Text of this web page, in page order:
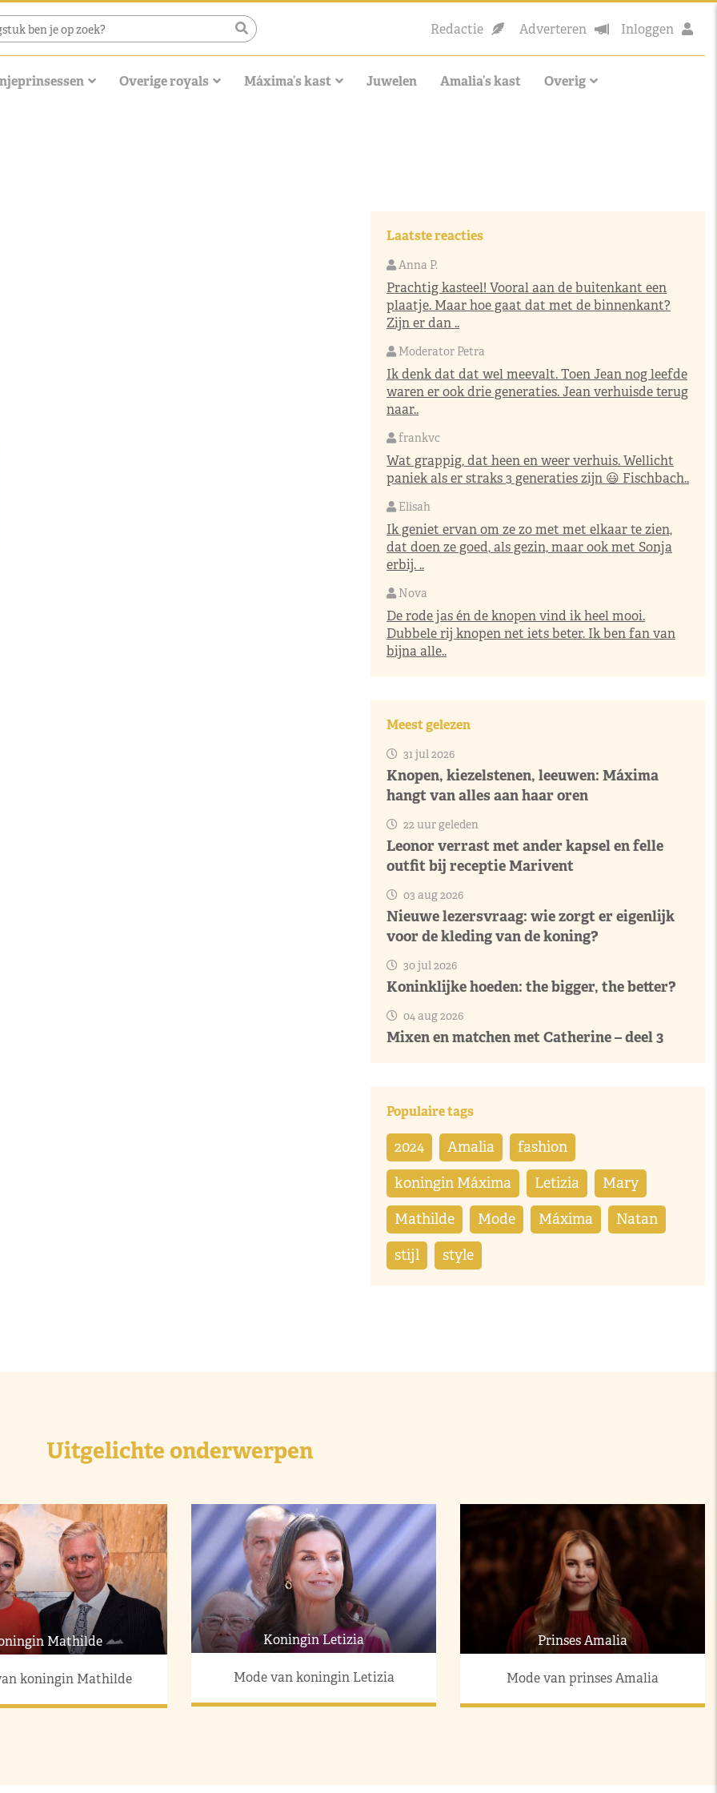
Redactie Adverteren Inloggen
Overige royals Máxima’s kast Juwelen Amalia’s kast Overig
Laatste reacties
Anna P.
Prachtig kasteel! Vooral aan de buitenkant een
plaatje. Maar hoe gaat dat met de binnenkant?
Zijn er dan ..
Moderator Petra
Ik denk dat dat wel meevalt. Toen Jean nog leefde
waren er ook drie generaties. Jean verhuisde terug
naar..
frankvc
Wat grappig, dat heen en weer verhuis. Wellicht
paniek als er straks 3 generaties zijn 😃 Fischbach..
Elisah
Ik geniet ervan om ze zo met met elkaar te zien,
dat doen ze goed, als gezin, maar ook met Sonja
erbij. ..
Nova
De rode jas én de knopen vind ik heel mooi.
Dubbele rij knopen net iets beter. Ik ben fan van
bijna alle..
Meest gelezen
31 jul 2026
Knopen, kiezelstenen, leeuwen: Máxima
hangt van alles aan haar oren
22 uur geleden
Leonor verrast met ander kapsel en felle
outfit bij receptie Marivent
03 aug 2026
Nieuwe lezersvraag: wie zorgt er eigenlijk
voor de kleding van de koning?
30 jul 2026
Koninklijke hoeden: the bigger, the better?
04 aug 2026
Mixen en matchen met Catherine – deel 3
Populaire tags
2024 Amalia fashion
koningin Máxima Letizia Mary
Mathilde Mode Máxima Natan
stijl style
Uitgelichte onderwerpen
Mathilde
koningin Mathilde
Koningin Letizia
Mode van koningin Letizia
Prinses Amalia
Mode van prinses Amalia